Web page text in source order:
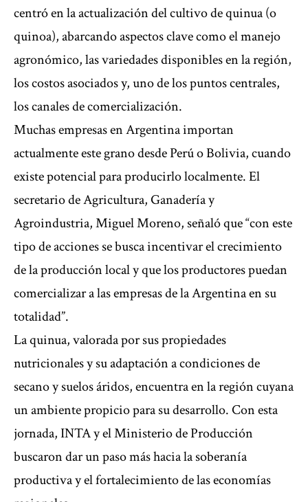
centró en la actualización del cultivo de quinua (o
quinoa), abarcando aspectos clave como el manejo
agronómico, las variedades disponibles en la región,
los costos asociados y, uno de los puntos centrales,
los canales de comercialización.
Muchas empresas en Argentina importan
actualmente este grano desde Perú o Bolivia, cuando
existe potencial para producirlo localmente. El
secretario de Agricultura, Ganadería y
Agroindustria, Miguel Moreno, señaló que “con este
tipo de acciones se busca incentivar el crecimiento
de la producción local y que los productores puedan
comercializar a las empresas de la Argentina en su
totalidad”.
La quinua, valorada por sus propiedades
nutricionales y su adaptación a condiciones de
secano y suelos áridos, encuentra en la región cuyana
un ambiente propicio para su desarrollo. Con esta
jornada, INTA y el Ministerio de Producción
buscaron dar un paso más hacia la soberanía
productiva y el fortalecimiento de las economías